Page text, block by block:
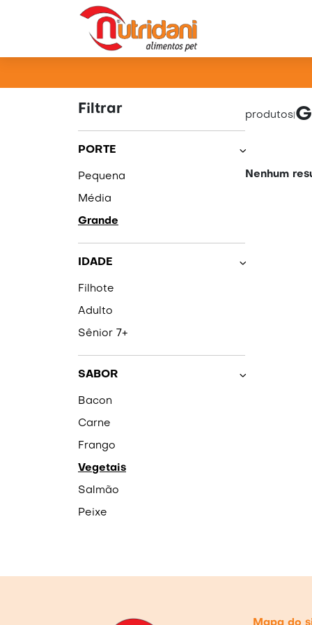
Filtrar
PORTE
Pequena
Média
Grande
IDADE
Filhote
Adulto
Sênior 7+
SABOR
Bacon
Carne
Frango
Vegetais
Salmão
Peixe
produtos
Nenhum
Mapa do